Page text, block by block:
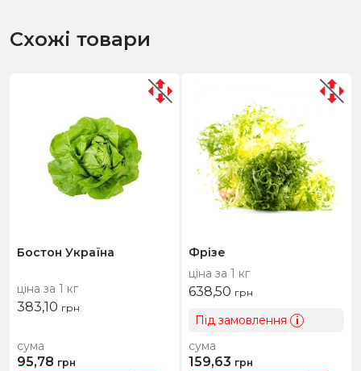
Схожі товари
Бостон Україна
ціна за 1 кг
383,10 грн
сума
95,78 грн
Фрізе
ціна за 1 кг
638,50 грн
Під замовлення i
сума
159,63 грн